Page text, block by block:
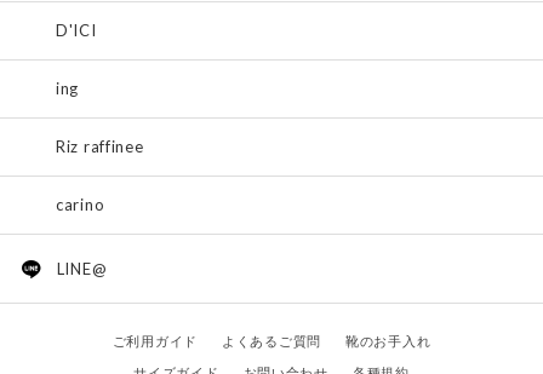
D'ICI
ing
Riz raffinee
carino
LINE@
ご利用ガイド よくあるご質問
靴のお手入れ